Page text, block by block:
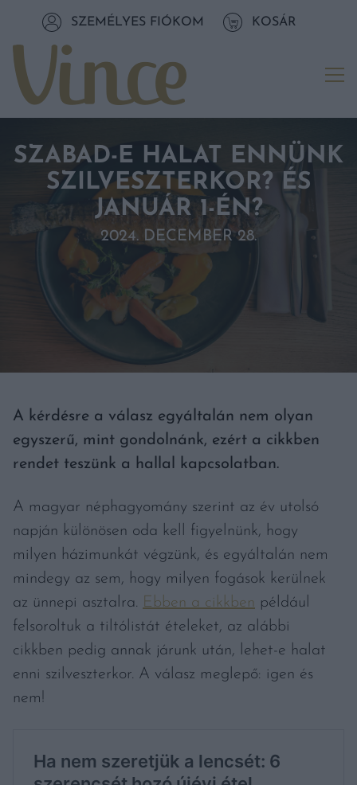
Tovább a tartalomhozSZEMÉLYES FIÓKOM KOSÁR
SZABAD-E HALAT ENNÜNK
SZILVESZTERKOR? ÉS
JANUÁR 1-ÉN?
2024. DECEMBER 28.
A kérdésre a válasz egyáltalán nem olyan
egyszerű, mint gondolnánk, ezért a cikkben
rendet teszünk a hallal kapcsolatban.
A magyar néphagyomány szerint az év utolsó
napján különösen oda kell figyelnünk, hogy
milyen házimunkát végzünk, és egyáltalán nem
mindegy az sem, hogy milyen fogások kerülnek
az ünnepi asztalra. Ebben a cikkben például
felsoroltuk a tiltólistát ételeket, az alábbi
cikkben pedig annak járunk után, lehet-e halat
enni szilveszterkor. A válasz meglepő: igen és
nem!